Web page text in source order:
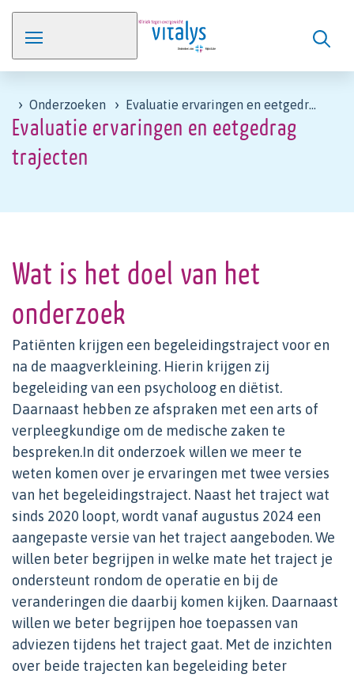
Evaluatie ervaringen en eetgedrag
trajecten
Onderzoeken Evaluatie ervaringen en eetgedrag trajecten
Wat is het doel van het
onderzoek
Patiënten krijgen een begeleidingstraject voor en
na de maagverkleining. Hierin krijgen zij
begeleiding van een psycholoog en diëtist.
Daarnaast hebben ze afspraken met een arts of
verpleegkundige om de medische zaken te
bespreken.In dit onderzoek willen we meer te
weten komen over je ervaringen met twee versies
van het begeleidingstraject. Naast het traject wat
sinds 2020 loopt, wordt vanaf augustus 2024 een
aangepaste versie van het traject aangeboden. We
willen beter begrijpen in welke mate het traject je
ondersteunt rondom de operatie en bij de
veranderingen die daarbij komen kijken. Daarnaast
willen we beter begrijpen hoe toepassen van
adviezen tijdens het traject gaat. Met de inzichten
over beide trajecten kan begeleiding beter